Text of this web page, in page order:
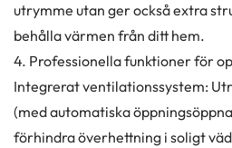
utrymme utan ger också extra
behålla värmen från ditt hem.
4. Professionella funktioner för
Integrerat ventilationssystem:
(med automatiska
förhindra överhettning i soligt